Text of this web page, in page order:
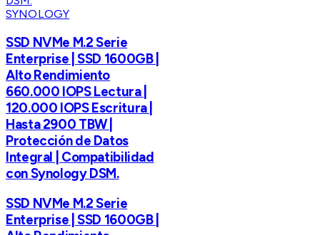
SYNOLOGY
SSD NVMe M.2 Serie
Enterprise | SSD 1600GB |
Alto Rendimiento
660.000 IOPS Lectura |
120.000 IOPS Escritura |
Hasta 2900 TBW |
Protección de Datos
Integral | Compatibilidad
con Synology DSM.
SSD NVMe M.2 Serie
Enterprise | SSD 1600GB |